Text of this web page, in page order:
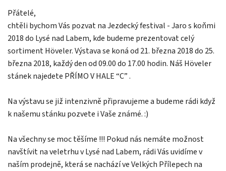
Přátelé,
chtěli bychom Vás pozvat na Jezdecký festival - Jaro s koňmi
2018 do Lysé nad Labem, kde budeme prezentovat celý
sortiment Höveler. Výstava se koná od 21. března 2018 do 25.
března 2018, každý den od 09.00 do 17.00 hodin. Náš Höveler
stánek najedete PŘÍMO V HALE “C” .
Na výstavu se již intenzivně připravujeme a budeme rádi když
k našemu stánku pozvete i Vaše známé. :)
Na všechny se moc těšíme !!! Pokud nás nemáte možnost
navštívit na veletrhu v Lysé nad Labem, rádi Vás uvidíme v
naším prodejně, která se nachází ve Velkých Přílepech na